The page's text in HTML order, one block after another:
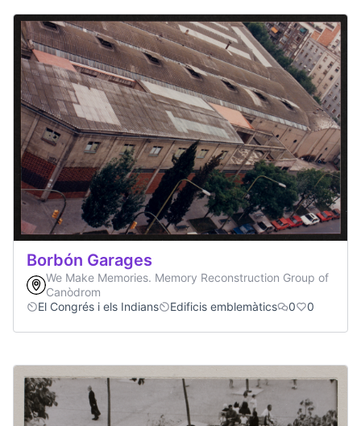
Borbón Garages
We Make Memories. Memory Reconstruction Group of
Canòdrom
El Congrés i els Indians
Edificis emblemàtics 0 0